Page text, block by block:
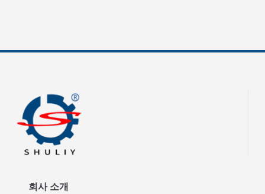
회사 소개